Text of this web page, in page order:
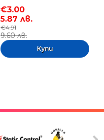
€3.00
5.87 лв.
€4.91
9.60 лв.